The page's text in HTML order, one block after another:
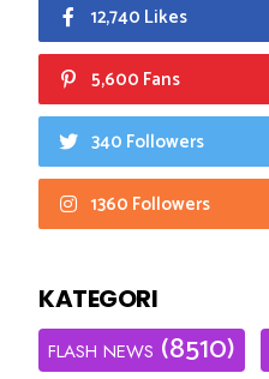
12,740 Likes
5,600 Fans
340 Followers
1360 Followers
KATEGORI
FLASH NEWS (8510)